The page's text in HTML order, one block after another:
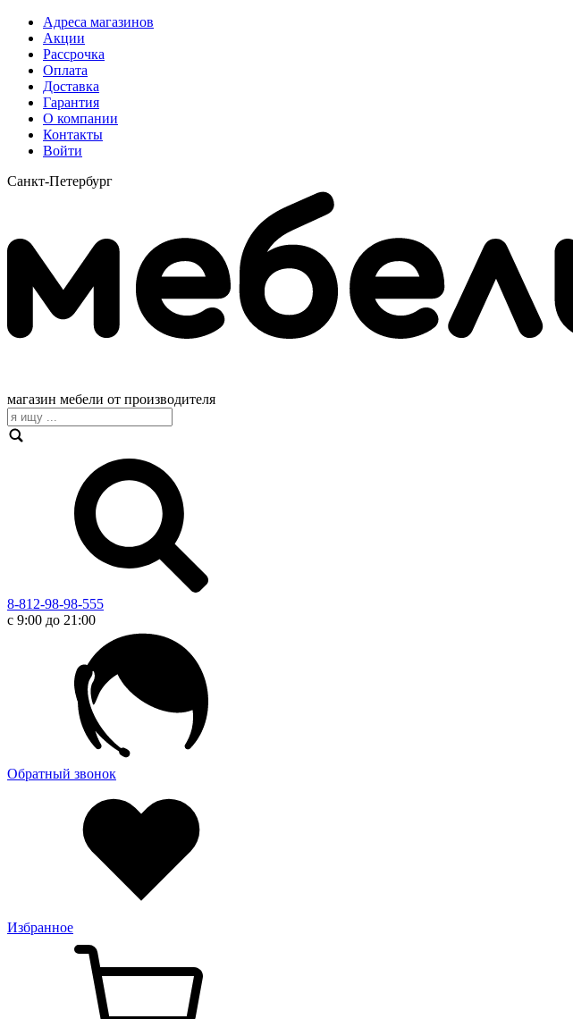
Адреса магазинов
Акции
Рассрочка
Оплата
Доставка
Гарантия
О компании
Контакты
Войти
Санкт-Петербург
магазин мебели от производителя
8-812-98-98-555
с 9:00 до 21:00
Обратный звонок
Избранное